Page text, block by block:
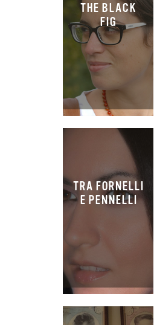
THE BLACK
FIG
TRA FORNELLI
E PENNELLI